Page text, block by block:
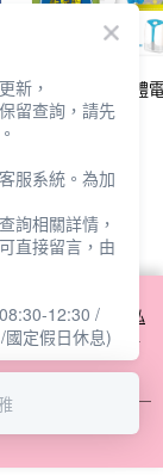
雷達佳兒護液體
組45ml-無味
詳情，及若您不希
請參閱本網站「
隱私
本公司得按本網站使
新，
留查詢，請先
服系統。為加
詢相關詳情，
直接留言，由
12:30 /
定假日休息)